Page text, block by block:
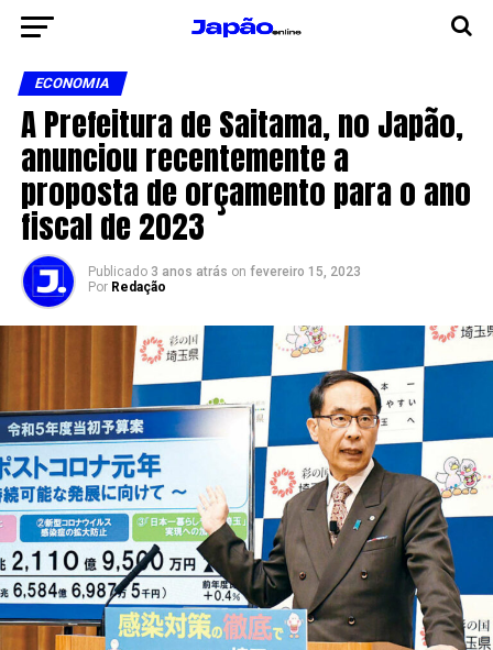
ECONOMIA
A Prefeitura de Saitama, no Japão,
anunciou recentemente a
proposta de orçamento para o ano
fiscal de 2023
Publicado 3 anos atrás on fevereiro 15, 2023
Por Redação